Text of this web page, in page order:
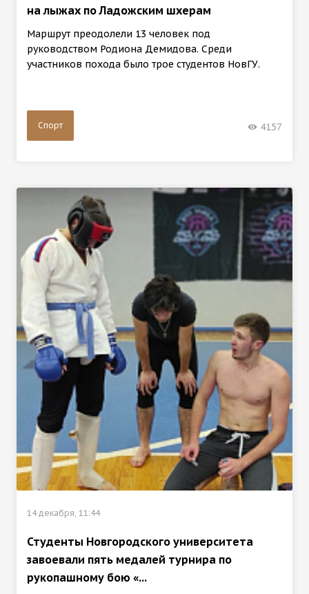
на лыжах по Ладожским шхерам
Маршрут преодолели 13 человек под
руководством Родиона Демидова. Среди
участников похода было трое студентов НовГУ.
Спорт 4157
14 декабря, 11:44
Студенты Новгородского университета
завоевали пять медалей турнира по
рукопашному бою «...